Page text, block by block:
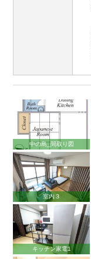
中の島_間取り図
室内３
キッチン家電1